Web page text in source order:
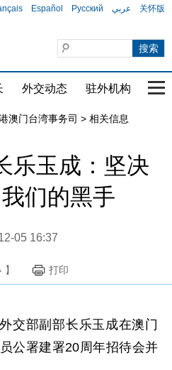
Español Русский عربي 关怀版
外交动态 驻外机构 国
澳门台湾事务司 > 相关信息
乐玉成：坚决
们的黑手
05 16:37
】 打印
部副部长乐玉成在澳门
公署建署20周年招待会并